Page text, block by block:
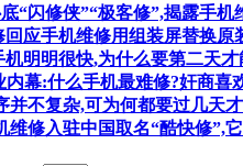
“闪修侠”“极客修”,揭露手机
回应手机维修用组装屏替换原
明明很快,为什么要第二天
内幕:什么手机最难修?奸商喜
并不复杂,可为何都要过几天
维修入驻中国取名“酷快修”,